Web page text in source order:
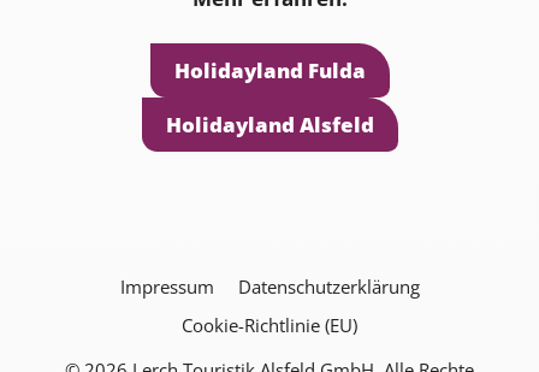
Holidayland Fulda
Holidayland Alsfeld
Impressum
Datenschutzerklärung
Cookie-Richtlinie (EU)